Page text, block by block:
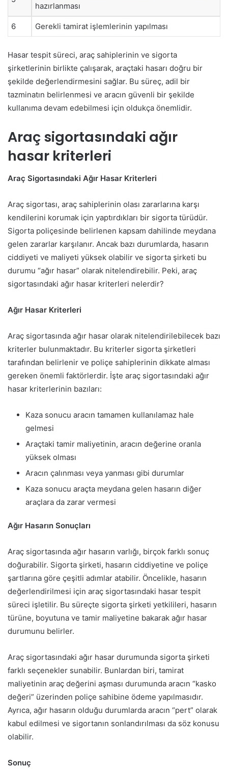
hazırlanması
6 Gerekli tamirat işlemlerinin yapılması
Hasar tespit süreci, araç sahiplerinin ve sigorta
şirketlerinin birlikte çalışarak, araçtaki hasarı doğru bir
şekilde değerlendirmesini sağlar. Bu süreç, adil bir
tazminatın belirlenmesi ve aracın güvenli bir şekilde
kullanıma devam edebilmesi için oldukça önemlidir.
Araç sigortasındaki ağır
hasar kriterleri
Araç Sigortasındaki Ağır Hasar Kriterleri
Araç sigortası, araç sahiplerinin olası zararlarına karşı
kendilerini korumak için yaptırdıkları bir sigorta türüdür.
Sigorta poliçesinde belirlenen kapsam dahilinde meydana
gelen zararlar karşılanır. Ancak bazı durumlarda, hasarın
ciddiyeti ve maliyeti yüksek olabilir ve sigorta şirketi bu
durumu “ağır hasar” olarak nitelendirebilir. Peki, araç
sigortasındaki ağır hasar kriterleri nelerdir?
Ağır Hasar Kriterleri
Araç sigortasında ağır hasar olarak nitelendirilebilecek bazı
kriterler bulunmaktadır. Bu kriterler sigorta şirketleri
tarafından belirlenir ve poliçe sahiplerinin dikkate alması
gereken önemli faktörlerdir. İşte araç sigortasındaki ağır
hasar kriterlerinin bazıları:
Kaza sonucu aracın tamamen kullanılamaz hale
gelmesi
Araçtaki tamir maliyetinin, aracın değerine oranla
yüksek olması
Aracın çalınması veya yanması gibi durumlar
Kaza sonucu araçta meydana gelen hasarın diğer
araçlara da zarar vermesi
Ağır Hasarın Sonuçları
Araç sigortasında ağır hasarın varlığı, birçok farklı sonuç
doğurabilir. Sigorta şirketi, hasarın ciddiyetine ve poliçe
şartlarına göre çeşitli adımlar atabilir. Öncelikle, hasarın
değerlendirilmesi için araç sigortasındaki hasar tespit
süreci işletilir. Bu süreçte sigorta şirketi yetkilileri, hasarın
türüne, boyutuna ve tamir maliyetine bakarak ağır hasar
durumunu belirler.
Araç sigortasındaki ağır hasar durumunda sigorta şirketi
farklı seçenekler sunabilir. Bunlardan biri, tamirat
maliyetinin araç değerini aşması durumunda aracın “kasko
değeri” üzerinden poliçe sahibine ödeme yapılmasıdır.
Ayrıca, ağır hasarın olduğu durumlarda aracın “pert” olarak
kabul edilmesi ve sigortanın sonlandırılması da söz konusu
olabilir.
Sonuç